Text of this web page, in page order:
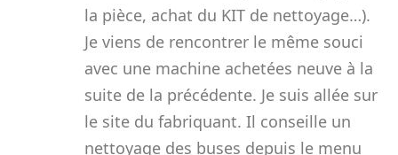
la pièce, achat du KIT de nettoyage…).
Je viens de rencontrer le même souci
avec une machine achetées neuve à la
suite de la précédente. Je suis allée sur
le site du fabriquant. Il conseille un
nettoyage des buses depuis le menu